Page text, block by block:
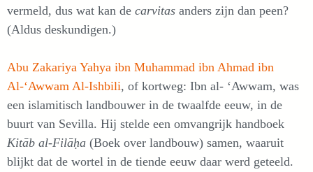
vermeld, dus wat kan de carvitas anders zijn dan peen?
(Aldus deskundigen.)
Abu Zakariya Yahya ibn Muhammad ibn Ahmad ibn
Al-‘Awwam Al-Ishbili, of kortweg: Ibn al- ‘Awwam, was
een islamitisch landbouwer in de twaalfde eeuw, in de
buurt van Sevilla. Hij stelde een omvangrijk handboek
Kitāb al-Filāḥa (Boek over landbouw) samen, waaruit
blijkt dat de wortel in de tiende eeuw daar werd geteeld.